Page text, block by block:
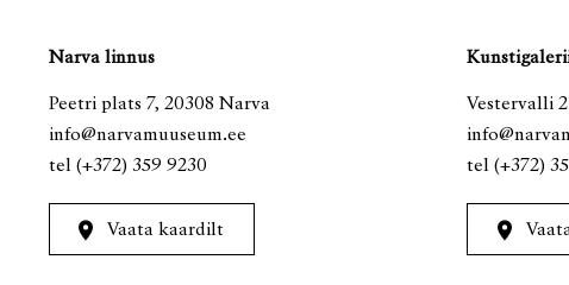
Narva linnus
Peetri plats 7, 20308 Narva
info@narvamuuseum.ee
tel (+372) 359 9230
Vaata kaardilt
Vestervalli
tel (+372)